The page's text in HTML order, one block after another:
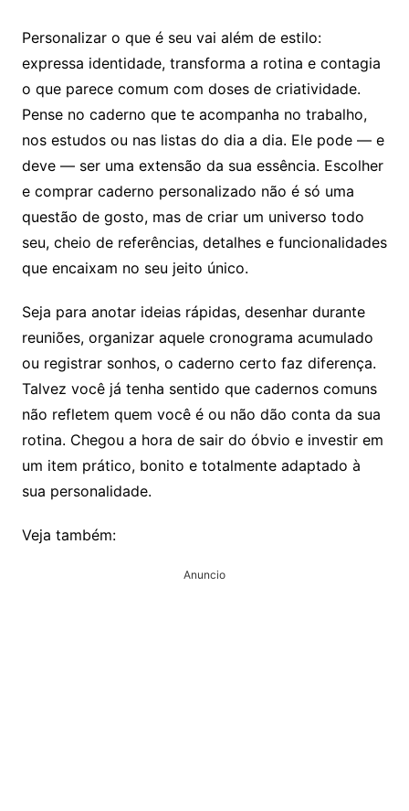
Personalizar o que é seu vai além de estilo:
expressa identidade, transforma a rotina e contagia
o que parece comum com doses de criatividade.
Pense no caderno que te acompanha no trabalho,
nos estudos ou nas listas do dia a dia. Ele pode — e
deve — ser uma extensão da sua essência. Escolher
e comprar caderno personalizado não é só uma
questão de gosto, mas de criar um universo todo
seu, cheio de referências, detalhes e funcionalidades
que encaixam no seu jeito único.
Seja para anotar ideias rápidas, desenhar durante
reuniões, organizar aquele cronograma acumulado
ou registrar sonhos, o caderno certo faz diferença.
Talvez você já tenha sentido que cadernos comuns
não refletem quem você é ou não dão conta da sua
rotina. Chegou a hora de sair do óbvio e investir em
um item prático, bonito e totalmente adaptado à
sua personalidade.
Veja também:
Anuncio